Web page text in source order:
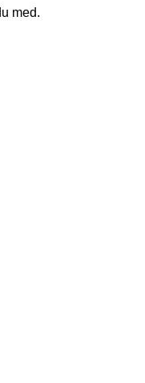
med.